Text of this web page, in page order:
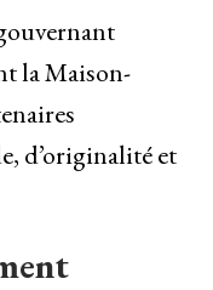
la Maison-
d’originalité et